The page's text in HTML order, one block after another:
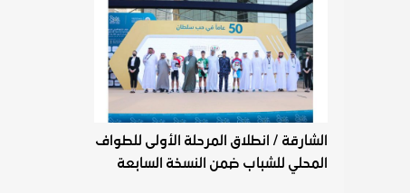
الشارقة / انطلاق المرحلة الأولى للطواف
المحلي للشباب ضمن النسخة السابعة